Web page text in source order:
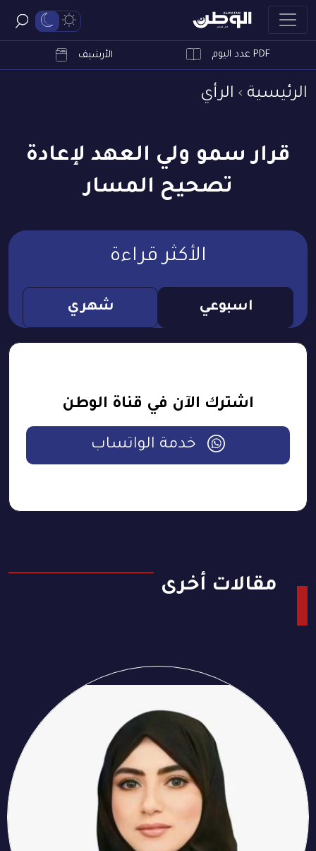
PDF عدد اليوم الأرشيف
الرئيسية الرأي
قرار سمو ولي العهد لإعادة
تصحيح المسار
الأكثر قراءة
اسبوعي شهري
اشترك الآن في قناة الوطن
خدمة الواتساب
مقالات أخرى